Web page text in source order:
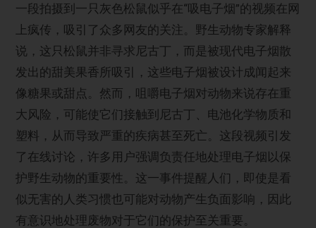
一段拍摄到一只灰色松鼠似乎在“吸电子烟”的视频在网
上疯传，吸引了众多网友的关注。野生动物专家解释
说，这只松鼠并非寻求尼古丁，而是被现代电子烟散
发出的甜美果香所吸引，这些电子烟被设计成闻起来
像糖果或甜点。然而，咀嚼电子烟对动物来说存在重
大风险，可能使它们接触到尼古丁、电池化学物质和
塑料，从而导致严重的疾病甚至死亡。这段视频引发
了在线讨论，许多用户强调负责任地处理电子烟以保
护野生动物的重要性。这一事件提醒人们，即使是看
似无害的人类习惯也可能对动物产生负面影响，因此
有意识地处理废物对于它们的保护至关重要。